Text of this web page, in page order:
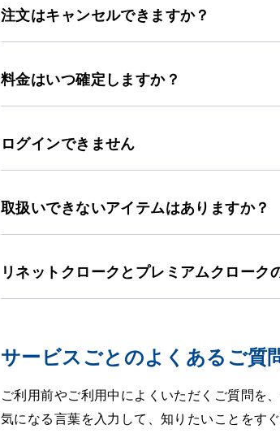
注文はキャンセルできますか？
料金はいつ確定しますか？
ログインできません
取扱いできないアイテムはありますか？
リネットクロークとプレミアムクローク
サービスごとのよくあるご質
ご利用前やご利用中によくいただくご質問を
気になる言葉を入力して、知りたいことをす